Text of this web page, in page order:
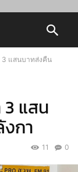
3 แสนบาทส่งคืน
3 แสน
กา
0
11